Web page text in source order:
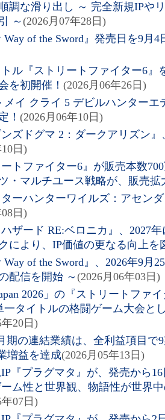
調な滑り出し ～ 完全新規IPや
～ (2026月07年28日)
Way of the Sword』発売日を9月
ル『ストリートファイター6』
を初開催！ (2026月06年26日)
メイ クライ 5 デビルハンターエ
！ (2026月06年10日)
ンズドグマ 2：ダークアリズン
日)
ートファイター6』が販売本数
・マルチユース戦略が、販売拡
ターハンターワイルズ：アセン
日)
ハザード RE:ベロニカ』、2027
により、IP価値の更なる向上を
Way of the Sword』、2026年9
配信を開始 ～ (2026月06年03日)
2026」の『ストリートファ
一タイトルの格闘ゲーム大会と
20日)
期の連結業績は、全利益項目で
増益を達成(2026月05年13日)
『プラグマタ』が、発売から
ム性と世界観、物語性が世界
07日)